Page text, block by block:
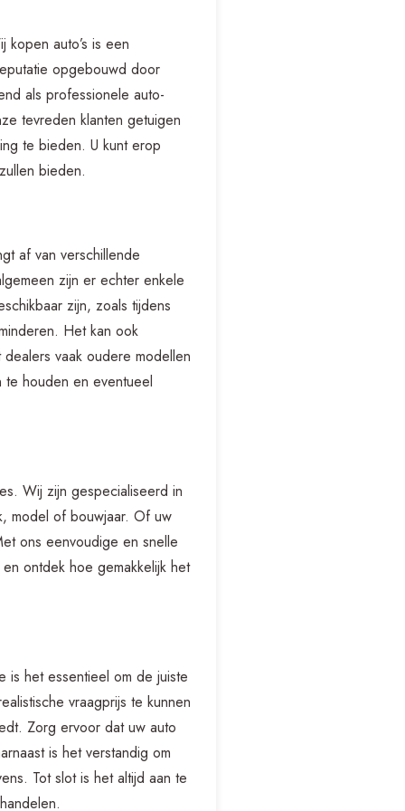
auto’s is een
opgebouwd door
als professionele auto-
tevreden klanten getuigen
te bieden. U kunt erop
bieden.
af van verschillende
zijn er echter enkele
zijn, zoals tijdens
Het kan ook
vaak oudere modellen
houden en eventueel
Wij zijn gespecialiseerd in
model of bouwjaar. Of uw
ons eenvoudige en snelle
ontdek hoe gemakkelijk het
is het essentieel om de juiste
vraagprijs te kunnen
Zorg ervoor dat uw auto
is het verstandig om
Tot slot is het altijd aan te